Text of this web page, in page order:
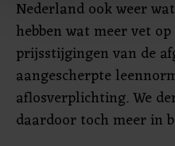
Met cookies werkt onze
bezoek makkelijker en
onze cookiepagina kun je
gemaakte keuze altijd
Nederland ook weer
hebben wat meer vet
prijsstijgingen van de
aangescherpte
aflosverplichting. We
daardoor toch meer in